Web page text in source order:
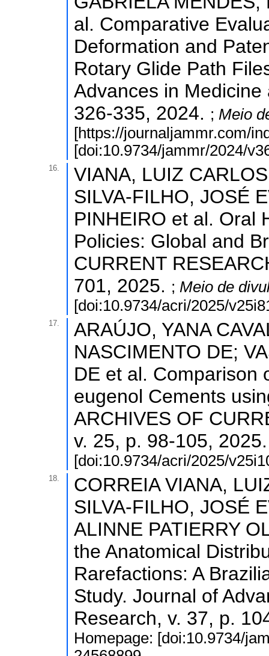
al. Comparative
Deformation and
Rotary Glide Path
Advances in
326-335, 2024. ; Meio
[https://journaljammr.com/
[doi:10.9734/jammr/2024/
16.
VIANA, LUIZ
SILVA-FILHO, JOSÉ
PINHEIRO et al. Oral
Policies: Global and
CURRENT
701, 2025. ; Meio de
[doi:10.9734/acri/2025/
17.
ARAÚJO, YANA
NASCIMENTO DE;
DE et al. Comparison
eugenol Cements
ARCHIVES OF
v. 25, p. 98-105,
[doi:10.9734/acri/2025/
18.
CORREIA VIANA,
SILVA-FILHO, JOSÉ
ALINNE PATIERRY
the Anatomical
Rarefactions: A
Study. Journal of
Research, v. 37, p.
Homepage: [doi:10.9734/